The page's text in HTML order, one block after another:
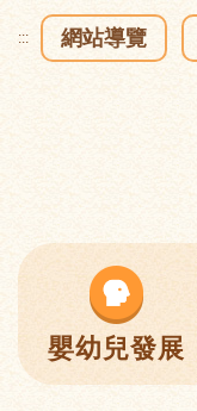
::: 網站導覽
嬰幼兒發展